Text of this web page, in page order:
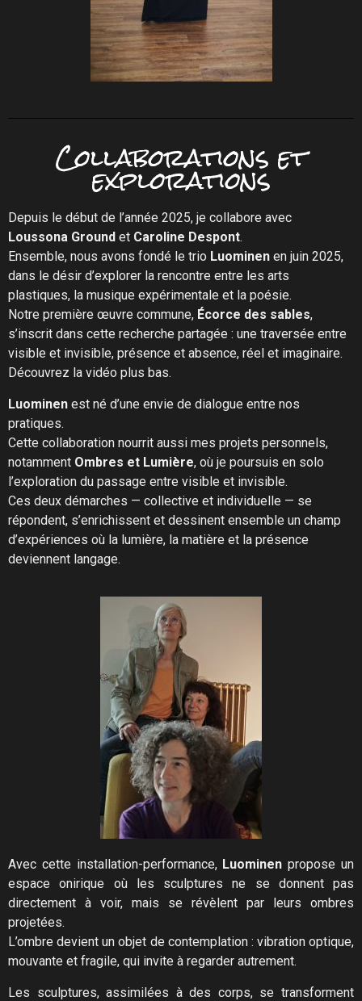
Collaborations et
explorations
Depuis le début de l’année 2025, je collabore avec
Loussona Ground et Caroline Despont.
Ensemble, nous avons fondé le trio Luominen en juin 2025,
dans le désir d’explorer la rencontre entre les arts
plastiques, la musique expérimentale et la poésie.
Notre première œuvre commune, Écorce des sables,
s’inscrit dans cette recherche partagée : une traversée entre
visible et invisible, présence et absence, réel et imaginaire.
Découvrez la vidéo plus bas.
Luominen est né d’une envie de dialogue entre nos
pratiques.
Cette collaboration nourrit aussi mes projets personnels,
notamment Ombres et Lumière, où je poursuis en solo
l’exploration du passage entre visible et invisible.
Ces deux démarches — collective et individuelle — se
répondent, s’enrichissent et dessinent ensemble un champ
d’expériences où la lumière, la matière et la présence
deviennent langage.
Avec cette installation-performance, Luominen propose un
espace onirique où les sculptures ne se donnent pas
directement à voir, mais se révèlent par leurs ombres
projetées.
L’ombre devient un objet de contemplation : vibration optique,
mouvante et fragile, qui invite à regarder autrement.
Les sculptures, assimilées à des corps, se transforment